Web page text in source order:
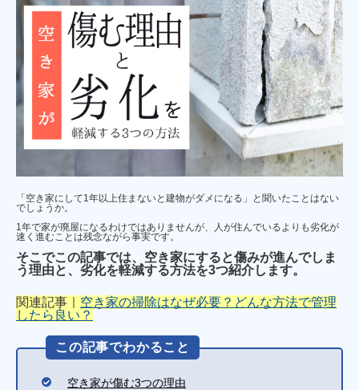
「空き家にして1年以上住まないと建物がダメになる」と聞いたことはない
でしょうか。
1年で家が廃屋になるわけではありませんが、人が住んでいるよりも劣化が
速く進むことは残念ながら事実です。
そこでこの記事では、空き家にすると傷みが進んでしま
う理由と、劣化を軽減する方法を3つ紹介します。
関連記事｜ 空き家の掃除はなぜ必要？どんな方法で管理
したら良い？
この記事でわかること
空き家が傷む3つの理由